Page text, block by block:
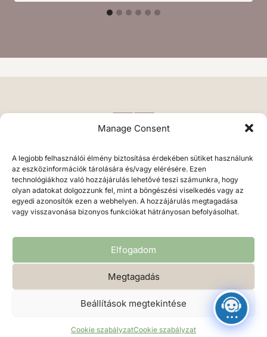
Manage Consent
A legjobb felhasználói élmény biztosítása érdekében sütiket használunk
az eszközinformációk tárolására és/vagy elérésére. Ezen
technológiákhoz való hozzájárulás lehetővé teszi számunkra, hogy
olyan adatokat dolgozzunk fel, mint a böngészési viselkedés vagy az
egyedi azonosítók ezen a webhelyen. A hozzájárulás megtagadása
vagy visszavonása bizonyos funkciókat hátrányosan befolyásolhat.
Elfogadom
Megtagadás
Beállítások megtekintése
Cookie szabályzatCookie szabályzat
Adatvédelmi irányelvek